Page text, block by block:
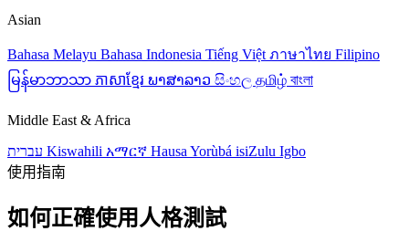
Asian
Bahasa Melayu Bahasa Indonesia Tiếng Việt ภาษาไทย Filipino
မြန်မာဘာသာ ភាសាខ្មែរ ພາສາລາວ සිංහල தமிழ் বাংলা
Middle East & Africa
Kiswahili አማርኛ Hausa Yorùbá isiZulu Igbo
使用指南
如何正確使用人格測試